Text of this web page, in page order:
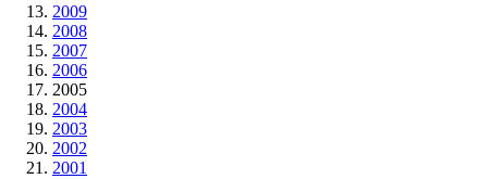
2009
2008
2007
2006
2005
2004
2003
2002
2001